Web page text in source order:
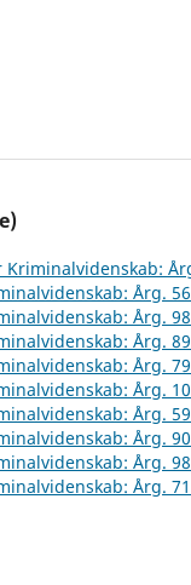
Årg.
Årg.
Årg.
Årg.
Årg.
Årg.
Årg.
Årg.
Årg.